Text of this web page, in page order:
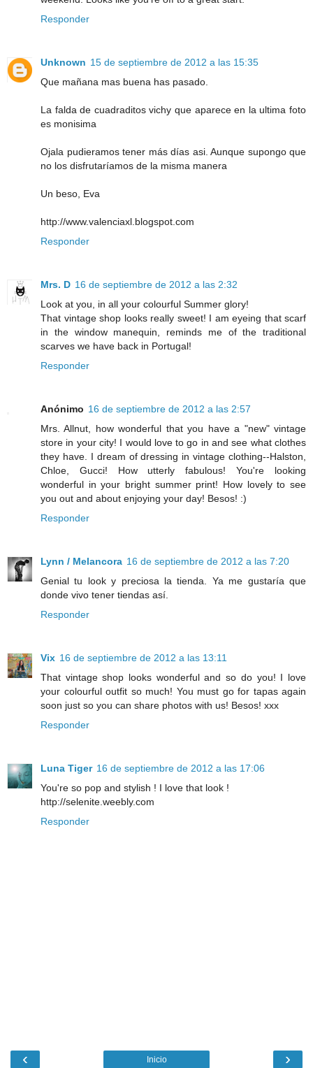
Responder
Unknown 15 de septiembre de 2012 a las 15:35
Que mañana mas buena has pasado.
La falda de cuadraditos vichy que aparece en la ultima foto
es monisima
Ojala pudieramos tener más días asi. Aunque supongo que
no los disfrutaríamos de la misma manera
Un beso, Eva
http://www.valenciaxl.blogspot.com
Responder
Mrs. D 16 de septiembre de 2012 a las 2:32
Look at you, in all your colourful Summer glory!
That vintage shop looks really sweet! I am eyeing that scarf
in the window manequin, reminds me of the traditional
scarves we have back in Portugal!
Responder
Anónimo 16 de septiembre de 2012 a las 2:57
Mrs. Allnut, how wonderful that you have a "new" vintage
store in your city! I would love to go in and see what clothes
they have. I dream of dressing in vintage clothing--Halston,
Chloe, Gucci! How utterly fabulous! You're looking
wonderful in your bright summer print! How lovely to see
you out and about enjoying your day! Besos! :)
Responder
Lynn / Melancora 16 de septiembre de 2012 a las 7:20
Genial tu look y preciosa la tienda. Ya me gustaría que
donde vivo tener tiendas así.
Responder
Vix 16 de septiembre de 2012 a las 13:11
That vintage shop looks wonderful and so do you! I love
your colourful outfit so much! You must go for tapas again
soon just so you can share photos with us! Besos! xxx
Responder
Luna Tiger 16 de septiembre de 2012 a las 17:06
You're so pop and stylish ! I love that look !
http://selenite.weebly.com
Responder
‹ ›
Inicio